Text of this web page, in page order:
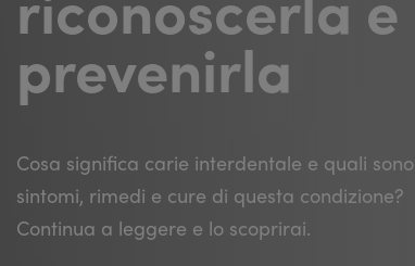
prevenirla
Cosa significa carie interdentale e quali sono
sintomi, rimedi e cure di questa condizione?
Continua a leggere e lo scoprirai.